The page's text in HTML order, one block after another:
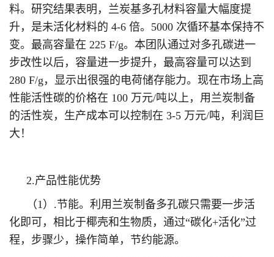
料。研究结果表明，兰炭基多孔材料容量大幅度提
升，是未活化材料的 4-6 倍。5000 次循环基本保持不
变。最高容量在 225 F/g。本团队通过对多孔碳进一
步改性以后，容量进一步提升，最高容量可以达到
280 F/g，显示出很强的电荷储存能力。现在市场上高
性能活性碳的价格在 100 万元/吨以上，用兰炭制备
的活性炭，生产成本可以控制在 3-5 万元/吨，利润巨
大！
2.产品性能优势
（1）.节能。利用兰炭制备多孔碳只需要一步活
化即可，相比于椰壳和生物质，通过“碳化+活化”过
程，步骤少，操作简单，节约能源。